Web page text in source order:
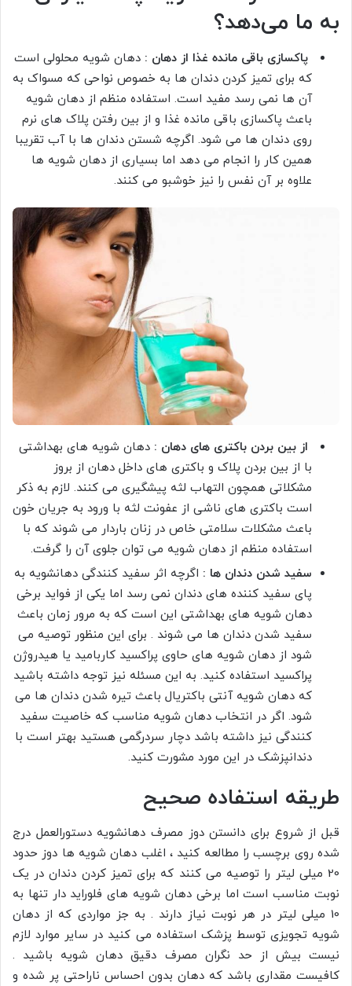
به ما می‌دهد؟
پاکسازی باقی مانده غذا از دهان : دهان شویه محلولی است
که برای تمیز کردن دندان ها به خصوص نواحی که مسواک به
آن ها نمی رسد مفید است. استفاده منظم از دهان شویه
باعث پاکسازی باقی مانده غذا و از بین رفتن پلاک های نرم
روی دندان ها می شود. اگرچه شستن دندان ها با آب تقریبا
همین کار را انجام می دهد اما بسیاری از دهان شویه ها
علاوه بر آن نفس را نیز خوشبو می کنند.
از بین بردن باکتری های دهان : دهان شویه های بهداشتی
با از بین بردن پلاک و باکتری های داخل دهان از بروز
مشکلاتی همچون التهاب لثه پیشگیری می کنند. لازم به ذکر
است باکتری های ناشی از عفونت لثه با ورود به جریان خون
باعث مشکلات سلامتی خاص در زنان باردار می شوند که با
استفاده منظم از دهان شویه می توان جلوی آن را گرفت.
سفید شدن دندان ها : اگرچه اثر سفید کنندگی دهانشویه به
پای سفید کننده های دندان نمی رسد اما یکی از فواید برخی
دهان شویه های بهداشتی این است که به مرور زمان باعث
سفید شدن دندان ها می شوند . برای این منظور توصیه می
شود از دهان شویه های حاوی پراکسید کاربامید یا هیدروژن
پراکسید استفاده کنید. به این مسئله نیز توجه داشته باشید
که دهان شویه آنتی باکتریال باعث تیره شدن دندان ها می
شود. اگر در انتخاب دهان شویه مناسب که خاصیت سفید
کنندگی نیز داشته باشد دچار سردرگمی هستید بهتر است با
دندانپزشک در این مورد مشورت کنید.
طریقه استفاده صحیح
قبل از شروع برای دانستن دوز مصرف دهانشویه دستورالعمل درج
شده روی برچسب را مطالعه کنید ، اغلب دهان شویه ها دوز حدود
20 میلی لیتر را توصیه می کنند که برای تمیز کردن دندان در یک
نوبت مناسب است اما برخی دهان شویه های فلوراید دار تنها به
10 میلی لیتر در هر نوبت نیاز دارند . به جز مواردی که از دهان
شویه تجویزی توسط پزشک استفاده می کنید در سایر موارد لازم
نیست بیش از حد نگران مصرف دقیق دهان شویه باشید .
کافیست مقداری باشد که دهان بدون احساس ناراحتی پر شده و